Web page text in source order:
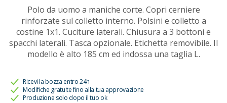
Polo da uomo a maniche corte. Copri cerniere
rinforzate sul colletto interno. Polsini e colletto a
costine 1x1. Cuciture laterali. Chiusura a 3 bottoni e
spacchi laterali. Tasca opzionale. Etichetta removibile. Il
modello è alto 185 cm ed indossa una taglia L.
Ricevi la bozza entro 24h
Modifiche gratuite fino alla tua approvazione
Produzione solo dopo il tuo ok